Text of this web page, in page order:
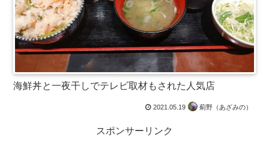
海鮮丼と一夜干しでテレビ取材もされた人気店
2021.05.19 薊野（あざみの）
スポンサーリンク